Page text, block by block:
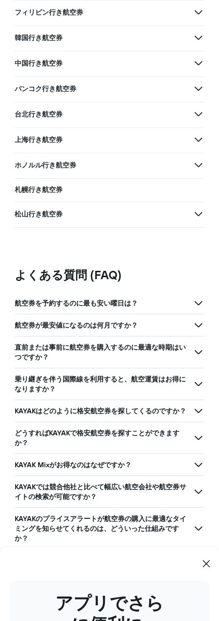
フィリピン行き航空券
韓国行き航空券
中国行き航空券
バンコク行き航空券
台北行き航空券
上海行き航空券
ホノルル行き航空券
札幌行き航空券
松山行き航空券
よくある質問 (FAQ)
航空券を予約するのに最も安い曜日は？
航空券が最安値になるのは何月ですか？
直前または事前に航空券を購入するのに最適な時期はい
つですか？
乗り継ぎを伴う国際線を利用すると、航空運賃はお得に
なりますか？
KAYAKはどのように格安航空券を探してくるのですか？
どうすればKAYAKで格安航空券を探すことができます
か？
KAYAK Mixがお得なのはなぜですか？
KAYAKでは競合他社と比べて幅広い航空会社や航空券サ
イトの検索が可能ですか？
KAYAKのプライスアラートが航空券の購入に最適なタイ
ミングを知らせてくれるのは、どういった仕組みです
か？
アプリでさら